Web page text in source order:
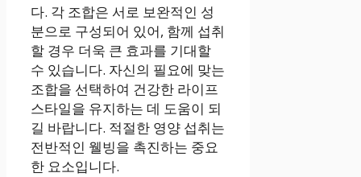
다. 각 조합은 서로 보완적인 성
분으로 구성되어 있어, 함께 섭취
할 경우 더욱 큰 효과를 기대할
수 있습니다. 자신의 필요에 맞는
조합을 선택하여 건강한 라이프
스타일을 유지하는 데 도움이 되
길 바랍니다. 적절한 영양 섭취는
전반적인 웰빙을 촉진하는 중요
한 요소입니다.